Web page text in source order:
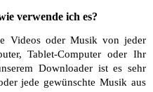
verwende ich es?
Videos oder Musik von jeder
Tablet-Computer oder Ihr
Downloader ist es sehr
jede gewünschte Musik aus